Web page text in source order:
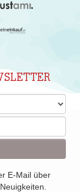
E-Mail über